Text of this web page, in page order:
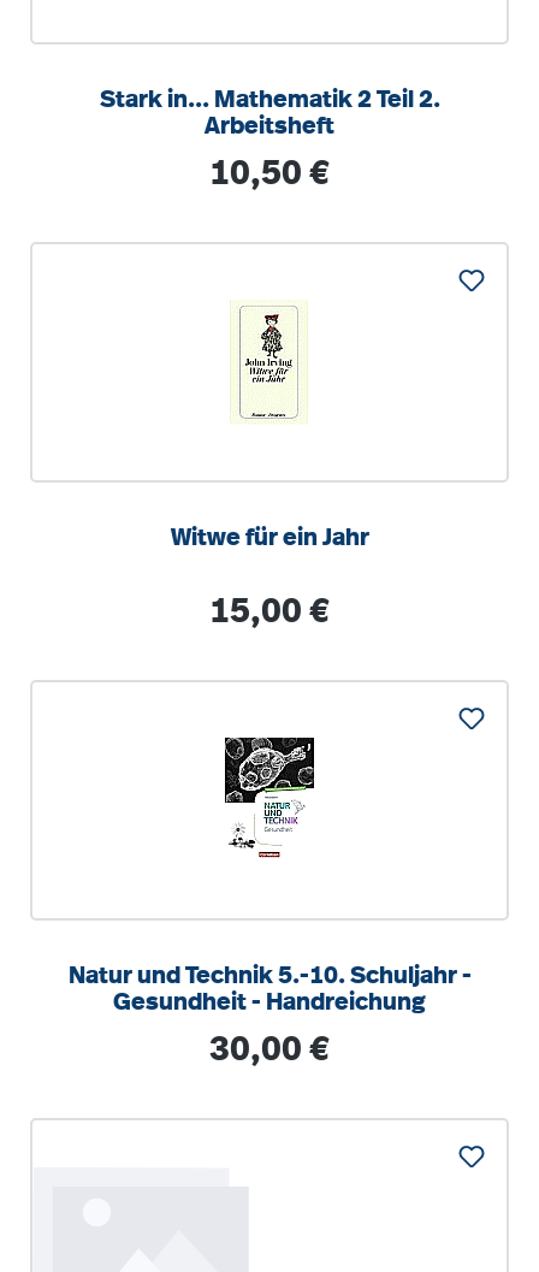
Stark in... Mathematik 2 Teil 2.
Arbeitsheft
Regulärer Preis:
10,50 €
Witwe für ein Jahr
Regulärer Preis:
15,00 €
Natur und Technik 5.-10. Schuljahr -
Gesundheit - Handreichung
Regulärer Preis:
30,00 €